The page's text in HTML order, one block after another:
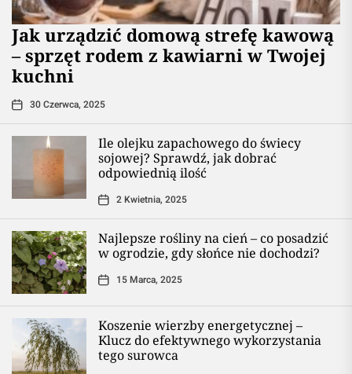
​Jak urządzić domową strefę kawową
– sprzęt rodem z kawiarni w Twojej
kuchni
30 Czerwca, 2025
Ile olejku zapachowego do świecy
sojowej? Sprawdź, jak dobrać
odpowiednią ilość
2 Kwietnia, 2025
Najlepsze rośliny na cień – co posadzić
w ogrodzie, gdy słońce nie dochodzi?
15 Marca, 2025
Koszenie wierzby energetycznej –
Klucz do efektywnego wykorzystania
tego surowca